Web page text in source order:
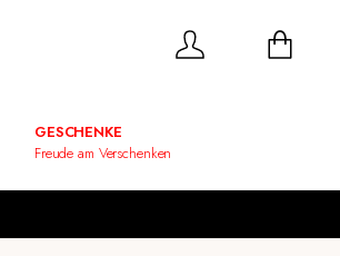
GESCHENKE
Freude am Verschenken